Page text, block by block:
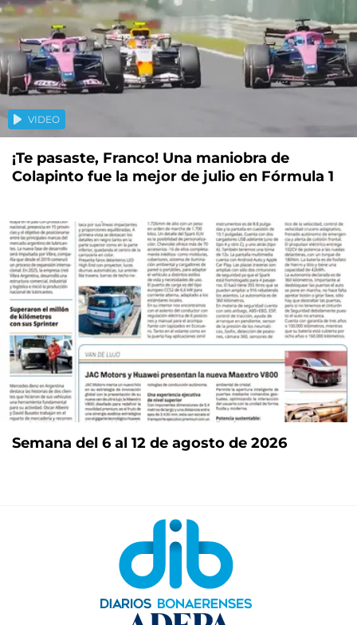
VIDEO
¡Te pasaste, Franco! Una maniobra de
Colapinto fue la mejor de julio en Fórmula 1
Semana del 6 al 12 de agosto de 2026